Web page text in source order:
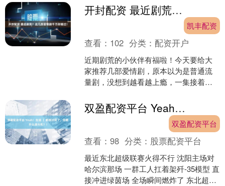
的那段，我实在搞不懂.... 开封配资 最近剧荒？这几部爱情剧千万别错过！
凯丰配资
查看： 102 分类：配资开户
近期剧荒的小伙伴有福啦！今天要给大
家推荐几部爱情剧，原本以为是普通流
量剧，没想到越看越上瘾，一集接着一
起初你可能觉得“不过是.... 双盈配资平台 Yeah！生活 ｜ 都到沈阳了，你要什么战斗机？！
双盈配资平台
查看：98 分类： 股票配资平台
最近东北超级联赛火得不行 沈阳主场对
哈尔滨那场 一群工人扛着架歼-35模型 直
接冲进绿茵场 全场瞬间燃炸了 东北超赛